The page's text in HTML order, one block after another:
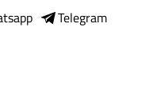
Telegram